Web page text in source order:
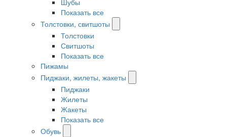
Шубы
Показать все
Толстовки, свитшоты
Толстовки
Свитшоты
Показать все
Пижамы
Пиджаки, жилеты, жакеты
Пиджаки
Жилеты
Жакеты
Показать все
Обувь